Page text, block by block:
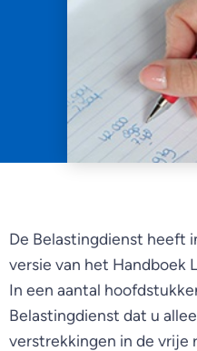
De Belastingdienst heeft
versie van het Handboek
In een aantal
Belastingdienst dat u
verstrekkingen in de vrije